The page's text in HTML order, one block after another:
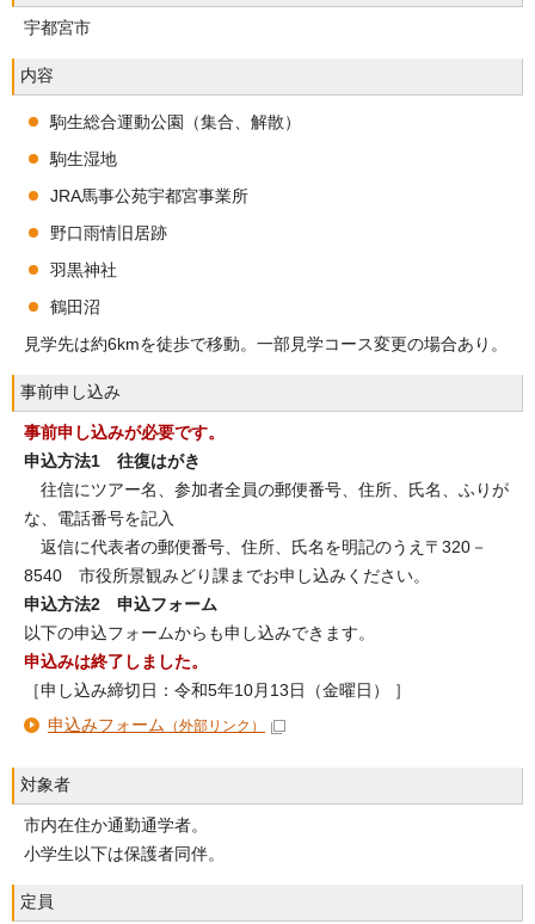
宇都宮市
内容
駒生総合運動公園（集合、解散）
駒生湿地
JRA馬事公苑宇都宮事業所
野口雨情旧居跡
羽黒神社
鶴田沼
見学先は約6kmを徒歩で移動。一部見学コース変更の場合あり。
事前申し込み
事前申し込みが必要です。
申込方法1 往復はがき
往信にツアー名、参加者全員の郵便番号、住所、氏名、ふりが
な、電話番号を記入
返信に代表者の郵便番号、住所、氏名を明記のうえ〒320－
8540 市役所景観みどり課までお申し込みください。
申込方法2 申込フォーム
以下の申込フォームからも申し込みできます。
申込みは終了しました。
［申し込み締切日：令和5年10月13日（金曜日） ］
申込みフォーム （外部リンク）
対象者
市内在住か通勤通学者。
小学生以下は保護者同伴。
定員